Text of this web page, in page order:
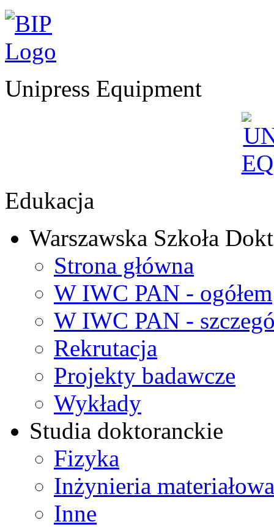
Unipress Equipment
Edukacja
Warszawska Szkoła
Strona główna
W IWC PAN - ogółem
W IWC PAN -
Rekrutacja
Projekty badawcze
Wykłady
Studia doktoranckie
Fizyka
Inżynieria materiałowa
Inne